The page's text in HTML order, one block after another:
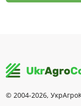
© 2004-2026,